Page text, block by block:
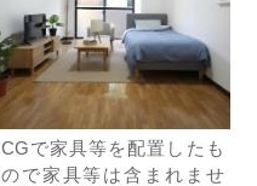
CGで家具等を配置したも
ので家具等は含まれませ